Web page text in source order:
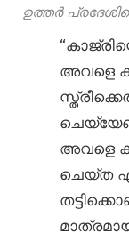
ഉത്തർ
അവളെ
അവളെ
ചെയ്ത